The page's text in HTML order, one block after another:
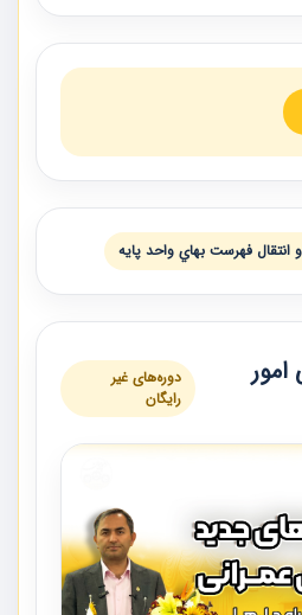
انتقال فهرست بهاي واحد پايه
دوره‌های غیر
رایگان